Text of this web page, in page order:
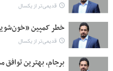
قدیمی‌تر از یکسال
خطر کمپین‌
قدیمی‌تر از یکسال
برجام، بهترین